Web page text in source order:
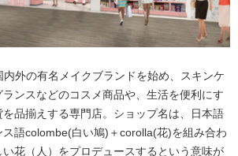
内外の有名メイクブランドを始め、スキンケ
ンスなどのコスメ商品や、生活を便利にす
品揃えする専門店。ショップ名は、日本語
語colombe(白い鳩)＋corolla(花)を組み合わ
花（人）をプロデュースするという意味が